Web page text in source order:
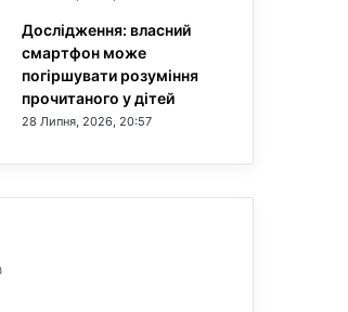
Дослідження: власний
смартфон може
погіршувати розуміння
прочитаного у дітей
28 Липня, 2026, 20:57